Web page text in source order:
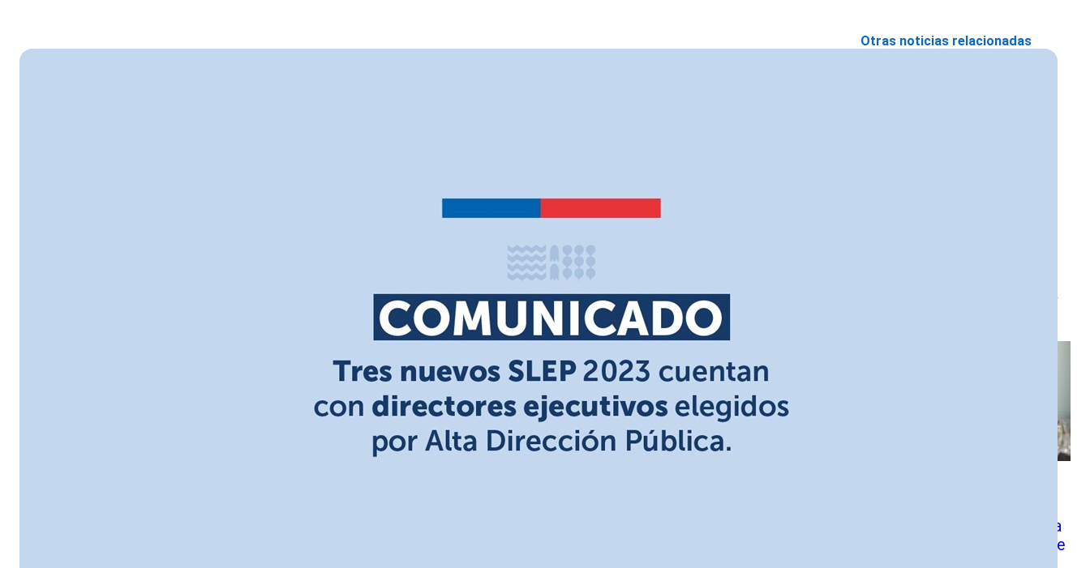
Otras noticias relacionadas
LIBERTADORES Y VALDIVIA
Los Libertadores próximos a
sus traspaso el 1 de enero de